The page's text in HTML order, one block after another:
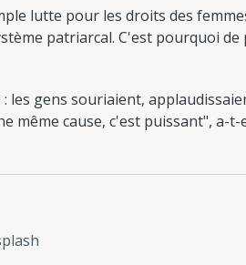
lutte pour les droits des
patriarcal. C'est pourquoi
les gens souriaient,
même cause, c'est puissant", a-t-